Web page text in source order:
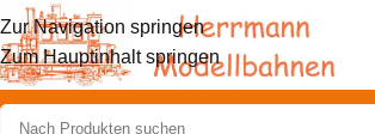
Zur Navigation springen
Zum Hauptinhalt springen